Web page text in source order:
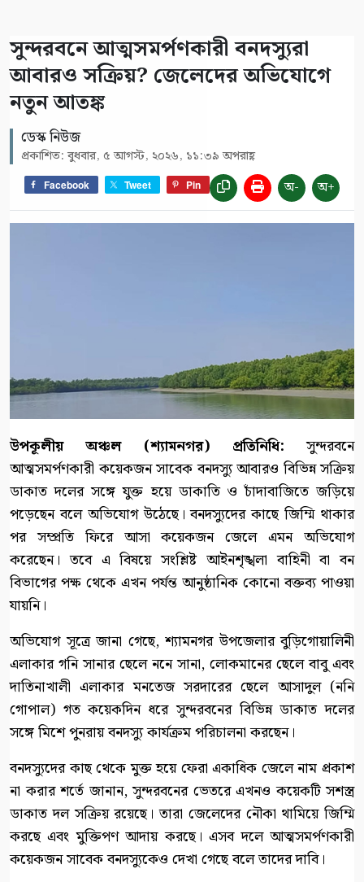
সুন্দরবনে আত্মসমর্পণকারী বনদস্যুরা
আবারও সক্রিয়? জেলেদের অভিযোগে
নতুন আতঙ্ক
ডেস্ক নিউজ
প্রকাশিত: বুধবার, ৫ আগস্ট, ২০২৬, ১১:৩৯ অপরাহ্ণ
Facebook Tweet Pin অ- অ+
উপকূলীয় অঞ্চল (শ্যামনগর) প্রতিনিধি: সুন্দরবনে
আত্মসমর্পণকারী কয়েকজন সাবেক বনদস্যু আবারও বিভিন্ন সক্রিয়
ডাকাত দলের সঙ্গে যুক্ত হয়ে ডাকাতি ও চাঁদাবাজিতে জড়িয়ে
পড়েছেন বলে অভিযোগ উঠেছে। বনদস্যুদের কাছে জিম্মি থাকার
পর সম্প্রতি ফিরে আসা কয়েকজন জেলে এমন অভিযোগ
করেছেন। তবে এ বিষয়ে সংশ্লিষ্ট আইনশৃঙ্খলা বাহিনী বা বন
বিভাগের পক্ষ থেকে এখন পর্যন্ত আনুষ্ঠানিক কোনো বক্তব্য পাওয়া
যায়নি।
অভিযোগ সূত্রে জানা গেছে, শ্যামনগর উপজেলার বুড়িগোয়ালিনী
এলাকার গনি সানার ছেলে ননে সানা, লোকমানের ছেলে বাবু এবং
দাতিনাখালী এলাকার মনতেজ সরদারের ছেলে আসাদুল (ননি
গোপাল) গত কয়েকদিন ধরে সুন্দরবনের বিভিন্ন ডাকাত দলের
সঙ্গে মিশে পুনরায় বনদস্যু কার্যক্রম পরিচালনা করছেন।
বনদস্যুদের কাছ থেকে মুক্ত হয়ে ফেরা একাধিক জেলে নাম প্রকাশ
না করার শর্তে জানান, সুন্দরবনের ভেতরে এখনও কয়েকটি সশস্ত্র
ডাকাত দল সক্রিয় রয়েছে। তারা জেলেদের নৌকা থামিয়ে জিম্মি
করছে এবং মুক্তিপণ আদায় করছে। এসব দলে আত্মসমর্পণকারী
কয়েকজন সাবেক বনদস্যুকেও দেখা গেছে বলে তাদের দাবি।